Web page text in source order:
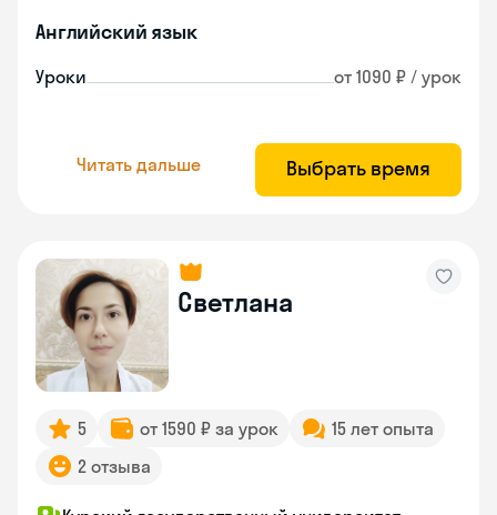
Английский язык
Уроки от 1090 ₽ / урок
Читать дальше Выбрать время
Светлана
5 от 1590 ₽ за урок
15 лет опыта
2 отзыва